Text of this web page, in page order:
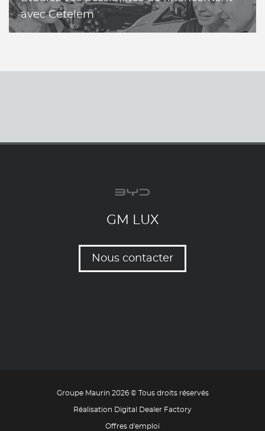
avec Cetelem
GM LUX
Nous contacter
Groupe Maurin 2026 © Tous droits réservés
Réalisation Digital Dealer Factory
Offres d'emploi